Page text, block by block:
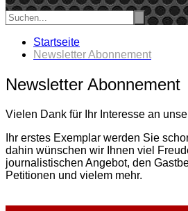
Startseite
Newsletter Abonnement
Newsletter Abonnement
Vielen Dank für Ihr Interesse an
Ihr erstes Exemplar werden Sie
dahin wünschen wir Ihnen viel
journalistischen Angebot, den
Petitionen und vielem mehr.